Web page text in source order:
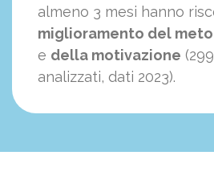
almeno 3 mesi hanno
miglioramento del
e della motivazione
analizzati, dati 2023).